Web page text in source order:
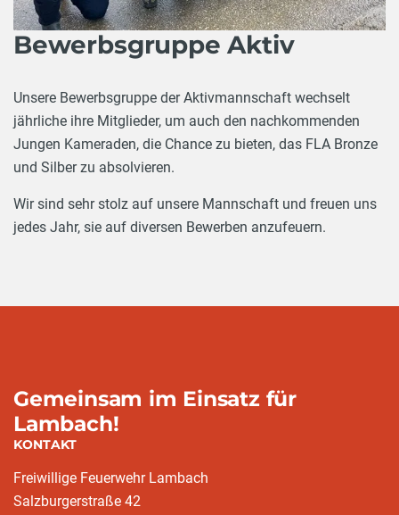
Bewerbsgruppe Aktiv
Unsere Bewerbsgruppe der Aktivmannschaft wechselt
jährliche ihre Mitglieder, um auch den nachkommenden
Jungen Kameraden, die Chance zu bieten, das FLA Bronze
und Silber zu absolvieren.
Wir sind sehr stolz auf unsere Mannschaft und freuen uns
jedes Jahr, sie auf diversen Bewerben anzufeuern.
Gemeinsam im Einsatz für
Lambach!
KONTAKT
Freiwillige Feuerwehr Lambach
Salzburgerstraße 42